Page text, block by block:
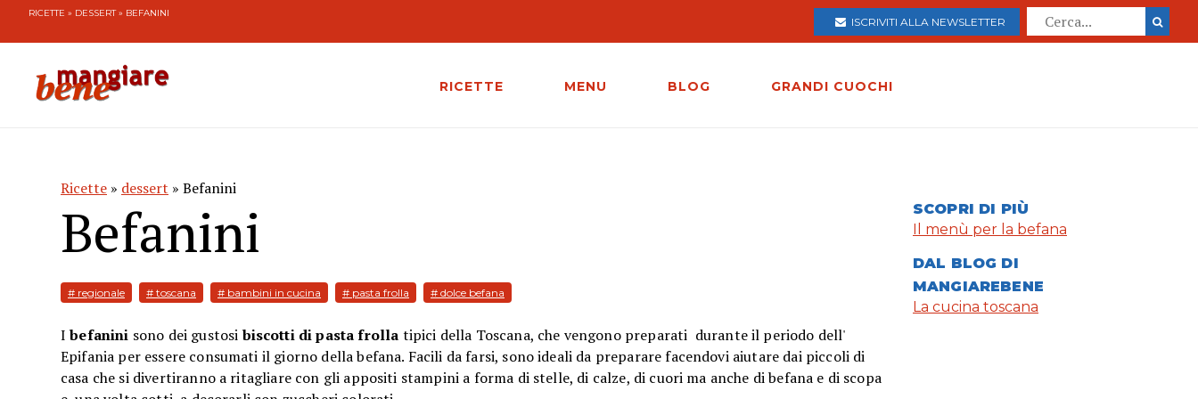
RICETTE » DESSERT» BEFANINI
ISCRIVITI ALLA NEWSLETTER
RICETTE MENU BLOG GRANDI CUOCHI
Ricette » dessert » Befanini
Befanini
# regionale # toscana # bambini in cucina # pasta frolla # dolce befana
Ibefanini sono dei gustosibiscotti di pasta frolla tipici della Toscana, che vengono preparati durante il periodo dell'
Epifania per essere consumati il giorno della befana. Facili da farsi, sono ideali da preparare facendovi aiutare dai piccoli di
casa che si divertiranno a ritagliare con gli appositi stampini a forma di stelle, di calze, di cuori ma anche di befana e di scopa
SCOPRI DI PIÙ
Il menù per la befana
DAL BLOG DI
MANGIAREBENE
La cucina toscana